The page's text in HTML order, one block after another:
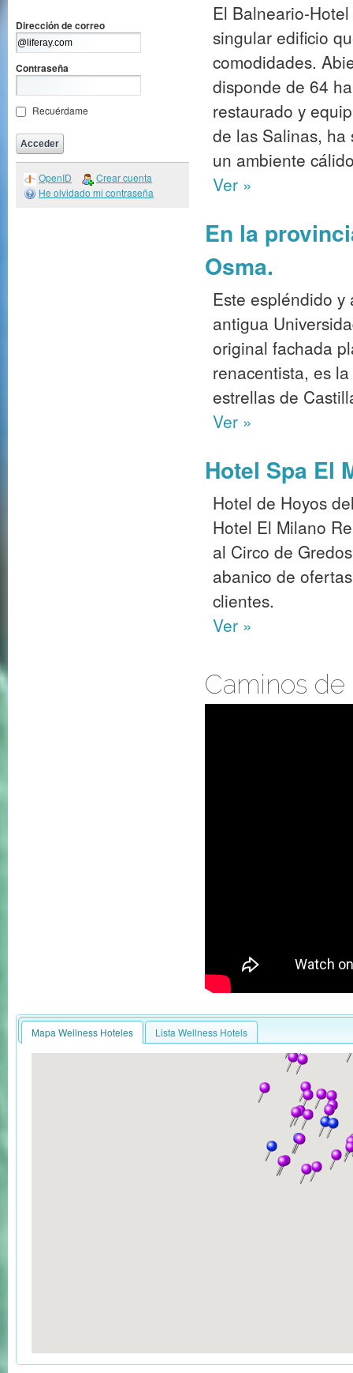
Dirección de correo
Contraseña
Recuérdame
OpenID
Crear cuenta
He olvidado mi contraseña
El Balneario-
singular edificio
comodidades.
disponde de 64
restaurado y
de las Salinas, ha
un ambiente
Ver »
En la
Osma.
Este espléndido y
antigua
original fachada
renacentista, es
estrellas de
Ver »
Hotel Spa El
Hotel de Hoyos
Hotel El Milano
al Circo de
abanico de
clientes.
Ver »
Caminos de
Mapa Wellness Hoteles Lista Wellness Hotels